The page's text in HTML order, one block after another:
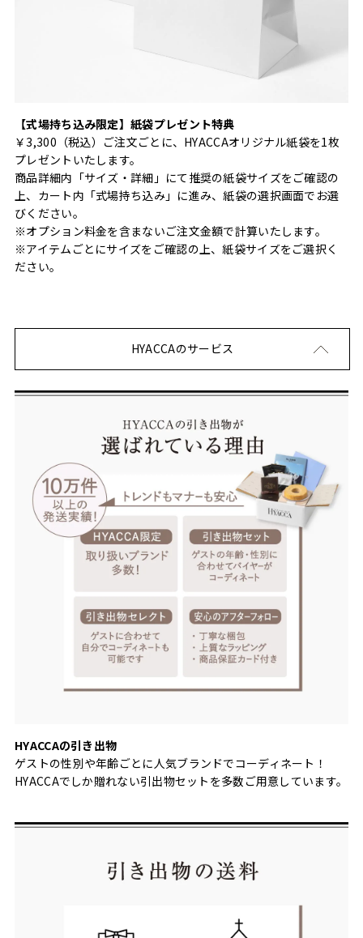
【式場持ち込み限定】紙袋プレゼント特典
￥3,300（税込）ご注文ごとに、HYACCAオリジナル紙袋を1枚
プレゼントいたします。
商品詳細内「サイズ・詳細」にて推奨の紙袋サイズをご確認の
上、カート内「式場持ち込み」に進み、紙袋の選択画面でお選
びください。
※オプション料金を含まないご注文金額で計算いたします。
※アイテムごとにサイズをご確認の上、紙袋サイズをご選択く
ださい。
HYACCAのサービス
HYACCAの引き出物
ゲストの性別や年齢ごとに人気ブランドでコーディネート！
HYACCAでしか贈れない引出物セットを多数ご用意しています。